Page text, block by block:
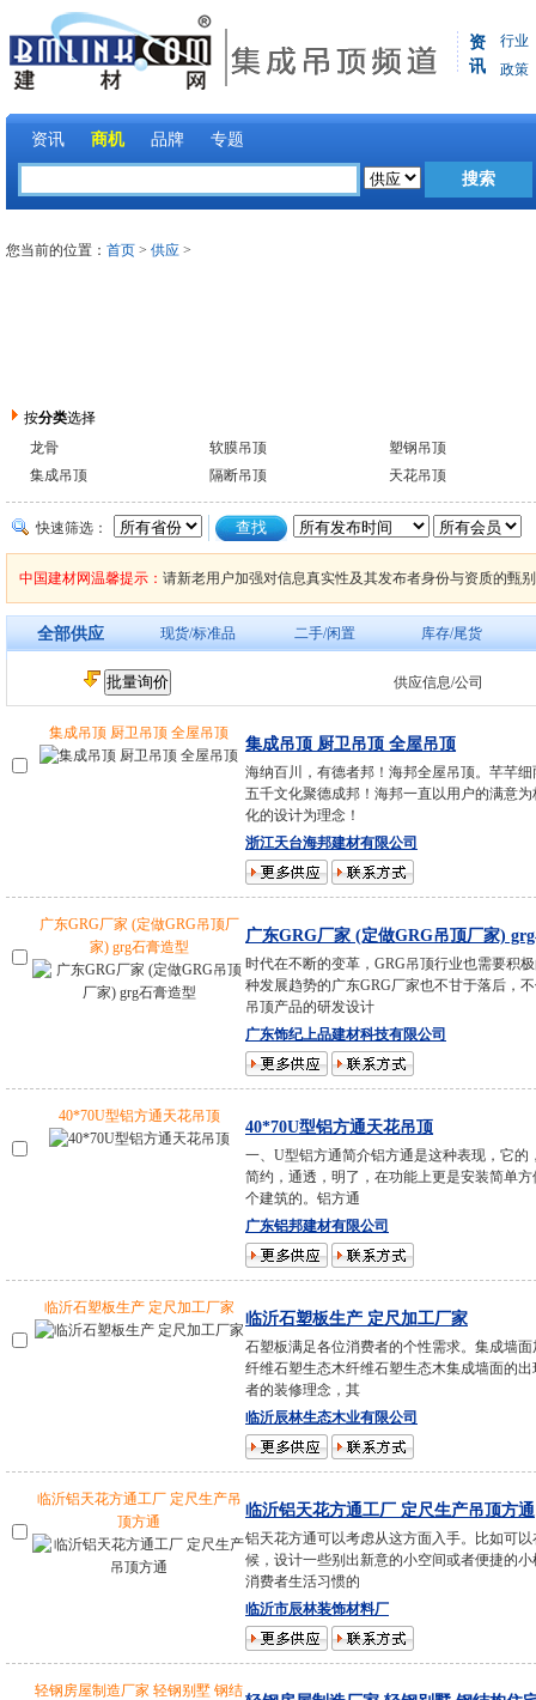
资
讯
行业
政策
资讯 商机 品牌 专题
您当前的位置： 首页 > 供应 >
按分类选择
龙骨
软膜吊顶
塑钢吊顶
集成吊顶
隔断吊顶 天花吊顶
快速筛选：
中国建材网温馨提示： 请新老用户加强对信息真实性及其发布者身份与资质的甄
全部供应 现货/标准品 二手/闲置 库存/尾货
供应信息/公司
集成吊顶 厨卫吊顶 全屋吊顶
集成吊顶 厨卫吊顶 全屋吊顶
海纳百川，有德者邦！海邦全屋吊顶。芊芊
五千文化聚德成邦！海邦一直以用户的满意
化的设计为理念！
浙江天台海邦建材有限公司
广东GRG厂家 (定做GRG吊顶厂
家) grg石膏造型
广东GRG厂家 (定做GRG吊顶厂家)
时代在不断的变革，GRG吊顶行业也需要积
种发展趋势的广东GRG厂家也不甘于落后，
吊顶产品的研发设计
广东饰纪上品建材科技有限公司
40*70U型铝方通天花吊顶
40*70U型铝方通天花吊顶
一、U型铝方通简介铝方通是这种表现，它的
简约，通透，明了，在功能上更是安装简单
个建筑的。铝方通
广东铝邦建材有限公司
临沂石塑板生产 定尺加工厂家
临沂石塑板生产 定尺加工厂家
石塑板满足各位消费者的个性需求。集成墙
纤维石塑生态木纤维石塑生态木集成墙面的
者的装修理念，其
临沂辰林生态木业有限公司
临沂铝天花方通工厂 定尺生产吊
顶方通
临沂铝天花方通工厂 定尺生产吊顶方通
铝天花方通可以考虑从这方面入手。比如可
候，设计一些别出新意的小空间或者便捷的
消费者生活习惯的
临沂市辰林装饰材料厂
轻钢房屋制造厂家 轻钢别墅 钢结